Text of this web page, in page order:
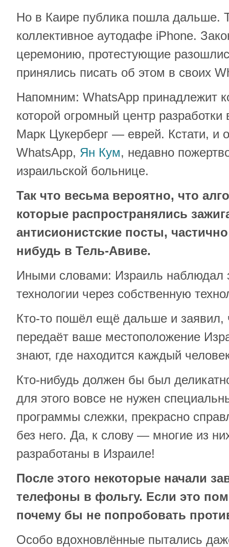
Но в Каире публика пошла дальше.
коллективное аутодафе iPhone.
церемонию, протестующие
принялись писать об этом в своих
Напомним: WhatsApp принадлежит
которой огромный центр
Марк Цукерберг — еврей. Кстати, и
WhatsApp, Ян Кум, недавно
израильской больнице.
Так что весьма вероятно, что
которые распространялись
антисионистские посты,
нибудь в Тель-Авиве.
Иными словами: Израиль наблюдал
технологии через собственную
Кто-то пошёл ещё дальше и заявил,
передаёт ваше местоположение
знают, где находится каждый
Кто-нибудь должен бы был
для этого вовсе не нужен
программы слежки, прекрасно
без него. Да, к слову — многие из
разработаны в Израиле!
После этого некоторые начали
телефоны в фольгу. Если это
почему бы не попробовать
Особо вдохновлённые пытались